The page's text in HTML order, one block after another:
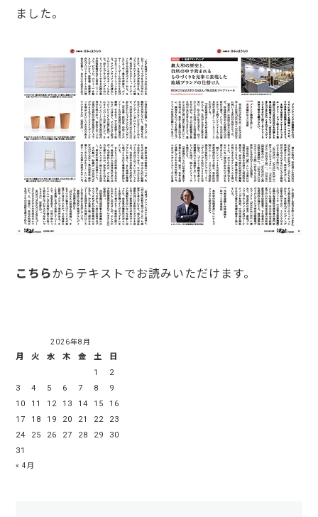
ました。
こちらからテキストでお読みいただけます。
2026年8月
月 火 水 木 金 土
日
1
2
3
4 5 6 7 8
9
10
11 12 13 14 15
16
17
18 19 20 21 22
23
24
25 26 27 28 29
30
31
« 4月